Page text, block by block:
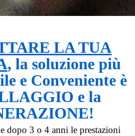
LA TUA
, la soluzione più
e Conveniente è
e la
dopo 3 o 4 anni le prestazioni